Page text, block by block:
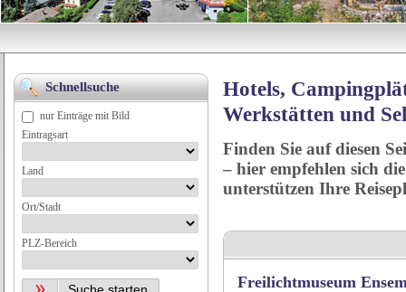
Hotels,
Werkstätten und
Finden Sie auf diesen
– hier empfehlen sich
unterstützen Ihre
Freilichtmuseum
Schnellsuche
nur Einträge mit Bild
Eintragsart
Land
Ort/Stadt
PLZ-Bereich